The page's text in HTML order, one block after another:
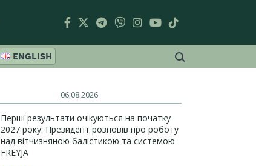
ENGLISH
06.08.2026
Перші результати очікуються на початку
2027 року: Президент розповів про роботу
над вітчизняною балістикою та системою
FREYJA